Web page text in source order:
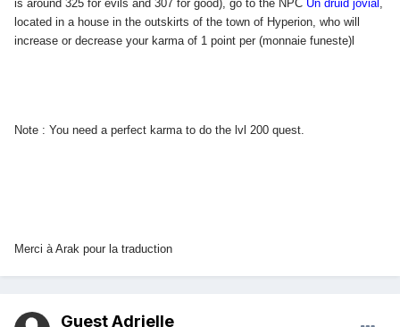
is around 325 for evils and 307 for good), go to the NPC Un druid jovial ,
located in a house in the outskirts of the town of Hyperion, who will
increase or decrease your karma of 1 point per (monnaie funeste)l
Note : You need a perfect karma to do the lvl 200 quest.
Merci à Arak pour la traduction
Guest Adrielle